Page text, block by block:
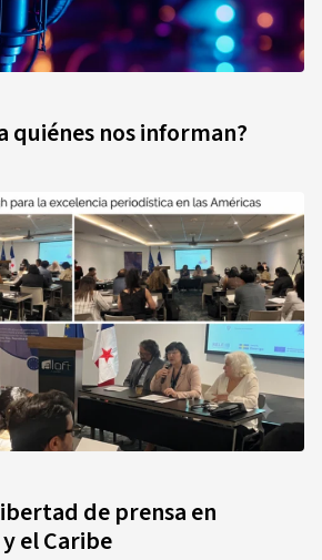
quiénes nos informan?
de prensa en
el Caribe